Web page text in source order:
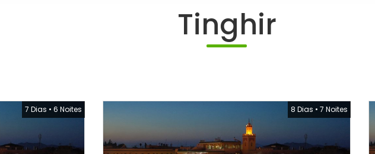
Tinghir
7 Dias • 6 Noites 8 Dias • 7 Noites